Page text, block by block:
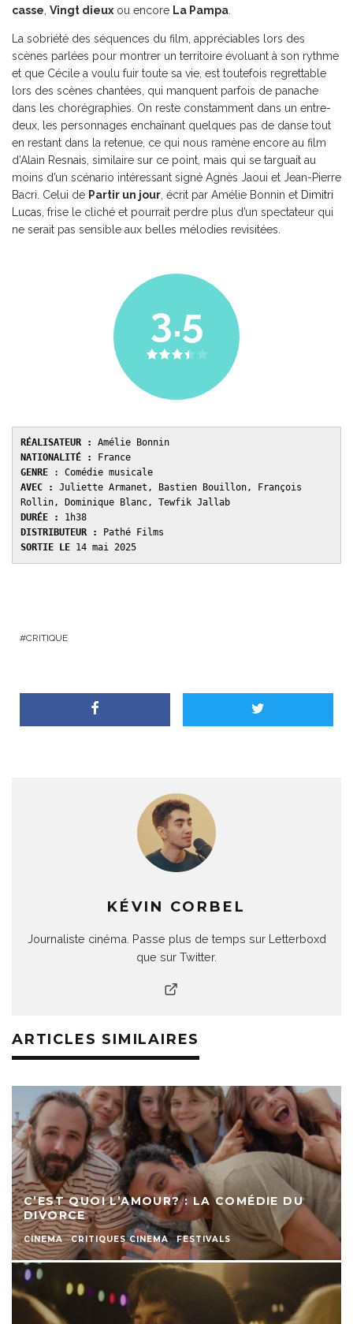
casse, Vingt dieuxou encore La Pampa.
La sobriété des séquences du film, appréciables lors des
scènes parlées pour montrer un territoire évoluant à son rythme
et que Cécile a voulu fuir toute sa vie, est toutefois regrettable
lors des scènes chantées, qui manquent parfois de panache
dans les chorégraphies. On reste constamment dans un entre-
deux, les personnages enchaînant quelques pas de danse tout
en restant dans la retenue, ce qui nous ramène encore au film
d’Alain Resnais, similaire sur ce point, mais qui se targuait au
moins d’un scénario intéressant signé Agnès Jaoui et Jean-Pierre
Bacri. Celui de Partir un jour, écrit par Amélie Bonnin et Dimitri
Lucas, frise le cliché et pourrait perdre plus d’un spectateur qui
ne serait pas sensible aux belles mélodies revisitées.
3.5
RÉALISATEUR :
NATIONALITÉ :
GENRE
AVEC : Juliette Armanet, Bastien Bouillon, François
DURÉE :
DISTRIBUTEUR :
SORTIE LE 14 mai 2025
CRITIQUE
KÉVIN CORBEL
Journaliste cinéma. Passe plus de temps sur Letterboxd
que sur Twitter.
ARTICLES SIMILAIRES
C’EST QUOI L’AMOUR? : LA COMÉDIE DU
DIVORCE
CINEMA CRITIQUES CINEMA FESTIVALS